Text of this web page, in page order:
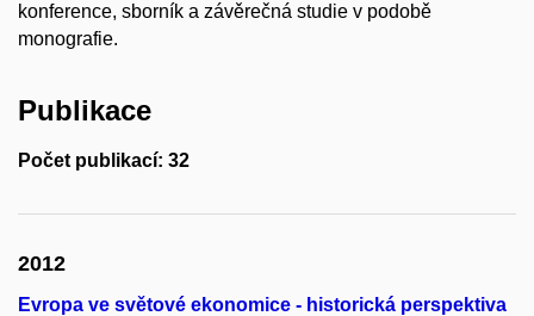
konference, sborník a závěrečná studie v podobě
monografie.
Publikace
Počet publikací: 32
2012
Evropa ve světové ekonomice - historická perspektiva